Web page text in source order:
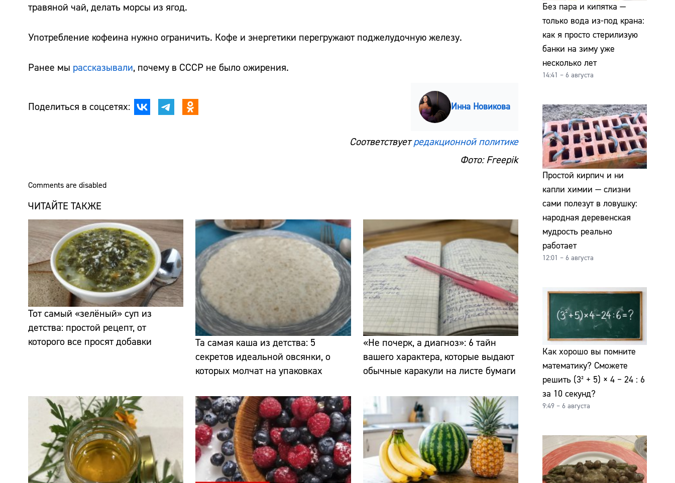
травяной чай, делать морсы из ягод.
Употребление кофеина нужно ограничить. Кофе и энергетики перегружают поджелудочную железу.
Ранее мы рассказывали, почему в СССР не было ожирения.
Поделиться в соцсетях: Инна Новикова
Соответствуетредакционной политике
Фото: Freepik
Comments are disabled
ЧИТАЙТЕ ТАКЖЕ
Тот самый «зелёный» суп из
детства: простой рецепт, от
которого все просят добавки
Та самая каша из детства: 5
секретов идеальной овсянки, о
которых молчат на упаковках
«Не почерк, а диагноз»: 6 тайн
вашего характера, которые выдают
обычные каракули на листе бумаги
Без пара и кипятка —
только вода из-под крана:
как я просто стерилизую
банки на зиму уже
несколько лет
14:41 – 6 августа
Простой кирпич и ни
капли химии — слизни
сами полезут в ловушку:
народная деревенская
мудрость реально
работает
12:01 – 6 августа
Как хорошо вы помните
математику? Сможете
решить (3² + 5) × 4 − 24 : 6
за 10 секунд?
9:49 – 6 августа
Сайт:
Адрес: